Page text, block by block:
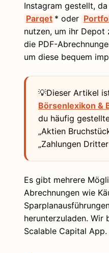
Instagram gestellt,
Parqet * oder
nutzen, um ihr
die PDF-
um diese bequem
💡Dieser Artikel
Börsenlexikon &
du häufig
„Aktien
„Zahlungen
Es gibt mehrere
Abrechnungen wie
herunterzuladen. Wir
Scalable Capital App.